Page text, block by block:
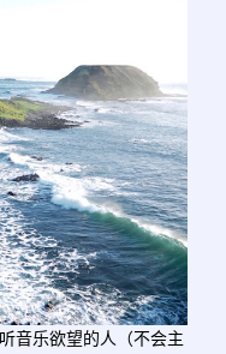
音乐欲望的人（不会主